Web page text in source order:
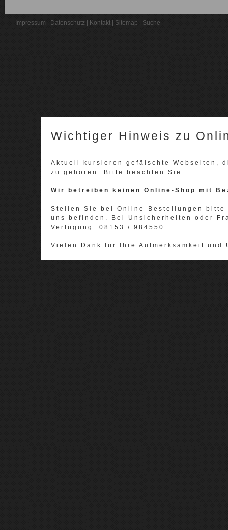
Impressum Datenschutz Kontakt Sitemap Suche
Wichtiger Hinweis zu
Aktuell kursieren gefälschte Webseiten,
zu gehören. Bitte beachten Sie:
Wir betreiben keinen Online-Shop mit
Stellen Sie bei Online-Bestellungen
uns befinden. Bei Unsicherheiten oder
Verfügung: 08153 / 984550.
Vielen Dank für Ihre Aufmerksamkeit und